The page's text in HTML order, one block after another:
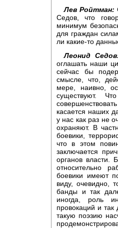
Лев Ройтман:
Седов, что
минимум
для граждан
ли какие-то
Леонид
оглашать наши
сейчас бы
смысле, что,
мере, наивно,
существуют.
касается наших
у нас как раз не
охраняют. В
боевики,
что в этом
заключается
органов власти.
относительно
боевики имеют
виду, очевидно,
банды и так
иногда, роль
провокаций и
такую поэзию